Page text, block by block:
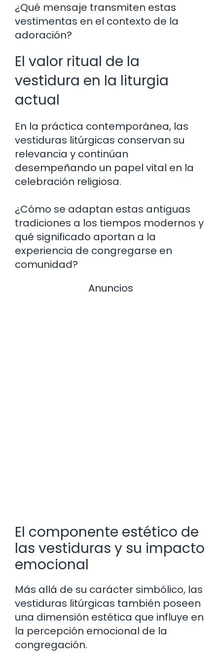
¿Qué mensaje transmiten estas
vestimentas en el contexto de la
adoración?
El valor ritual de la
vestidura en la liturgia
actual
En la práctica contemporánea, las
vestiduras litúrgicas conservan su
relevancia y continúan
desempeñando un papel vital en la
celebración religiosa.
¿Cómo se adaptan estas antiguas
tradiciones a los tiempos modernos y
qué significado aportan a la
experiencia de congregarse en
comunidad?
Anuncios
El componente estético de
las vestiduras y su impacto
emocional
Más allá de su carácter simbólico, las
vestiduras litúrgicas también poseen
una dimensión estética que influye en
la percepción emocional de la
congregación.